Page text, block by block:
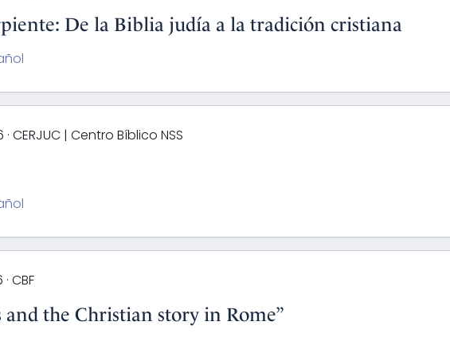
De la Biblia judía a la tradición cristiana
CERJUC | Centro Bíblico NSS
CBF
and the Christian story in Rome”